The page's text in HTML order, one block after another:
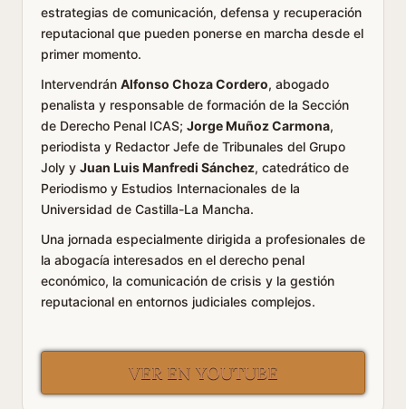
estrategias de comunicación, defensa y recuperación
reputacional que pueden ponerse en marcha desde el
primer momento.
Intervendrán Alfonso Choza Cordero, abogado
penalista y responsable de formación de la Sección
de Derecho Penal ICAS; Jorge Muñoz Carmona,
periodista y Redactor Jefe de Tribunales del Grupo
Joly y Juan Luis Manfredi Sánchez, catedrático de
Periodismo y Estudios Internacionales de la
Universidad de Castilla-La Mancha.
Una jornada especialmente dirigida a profesionales de
la abogacía interesados en el derecho penal
económico, la comunicación de crisis y la gestión
reputacional en entornos judiciales complejos.
VER EN YOUTUBE